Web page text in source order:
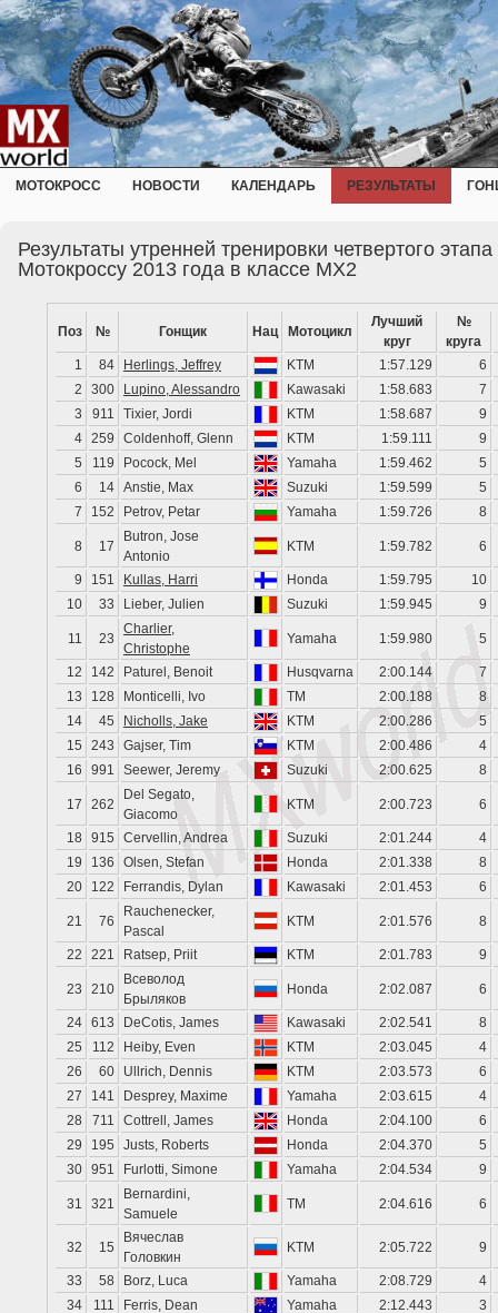
МОТОКРОСС НОВОСТИ КАЛЕНДАРЬ РЕЗУЛЬТАТЫ
Результаты утренней тренировки четвертого
Мотокроссу 2013 года в классе MX2
Поз № Гонщик Нац Мотоцикл
Лучший
круг
№
круга
1
84 Herlings, Jeffrey KTM 1:57.129
6
2
300 Lupino, Alessandro Kawasaki 1:58.683
7
3
911 Tixier, Jordi KTM 1:58.687
9
4 259 Coldenhoff, Glenn KTM 1:59.111
9
5
119 Pocock, Mel Yamaha 1:59.462
5
6
14 Anstie, Max Suzuki 1:59.599
5
7
152 Petrov, Petar Yamaha 1:59.726 8
8 17
Butron, Jose
Antonio
KTM 1:59.782 6
9 151 Kullas, Harri Honda 1:59.795
10
10
33 Lieber, Julien Suzuki 1:59.945 9
11 23
Charlier,
Christophe
Yamaha 1:59.980 5
12 142 Paturel, Benoit Husqvarna 2:00.144
7
13
128 Monticelli, Ivo TM 2:00.188
8
14
45 Nicholls, Jake KTM 2:00.286
5
15
243 Gajser, Tim KTM 2:00.486
4
16
991 Seewer, Jeremy Suzuki 2:00.625 8
17 262
Del Segato,
Giacomo
KTM 2:00.723 6
18 915 Cervellin, Andrea Suzuki 2:01.244
4
19
136 Olsen, Stefan Honda 2:01.338
8
20
122 Ferrandis, Dylan Kawasaki 2:01.453 6
21 76
Rauchenecker,
Pascal
KTM 2:01.576 8
22 221 Ratsep, Priit KTM 2:01.783 9
23 210
Всеволод
Брыляков
Honda 2:02.087 6
24 613 DeCotis, James Kawasaki 2:02.541
8
25
112 Heiby, Even KTM 2:03.045
4
26
60 Ullrich, Dennis KTM 2:03.573
6
27
141 Desprey, Maxime Yamaha 2:03.615
4
28
711 Cottrell, James Honda 2:04.100
6
29
195 Justs, Roberts Honda 2:04.370
5
30 951 Furlotti, Simone Yamaha 2:04.534 9
31 321
Bernardini,
Samuele
TM 2:04.616 6
32 15
Вячеслав
Головкин
KTM 2:05.722 9
33 58 Borz, Luca Yamaha 2:08.729
4
34
111 Ferris, Dean Yamaha 2:12.443 3